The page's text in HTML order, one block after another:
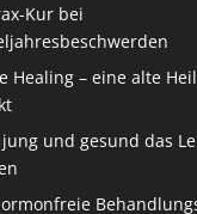
Kur bei
Healing – eine alte
und gesund das